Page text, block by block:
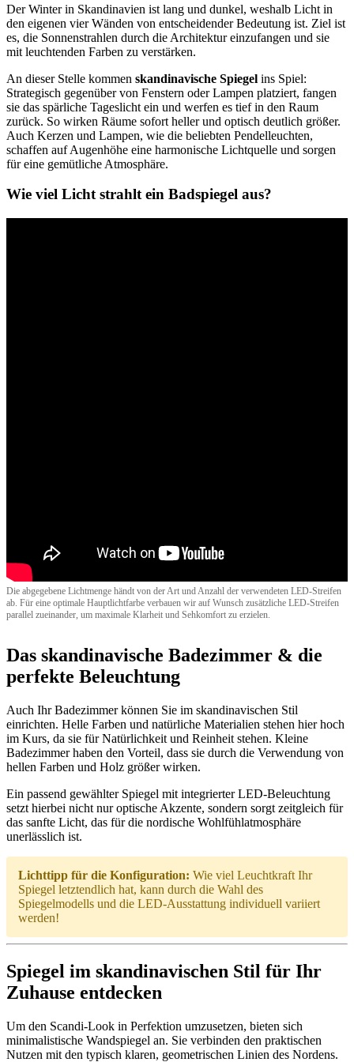
Der Winter in Skandinavien ist lang und dunkel, weshalb Licht in
den eigenen vier Wänden von entscheidender Bedeutung ist. Ziel ist
es, die Sonnenstrahlen durch die Architektur einzufangen und sie
mit leuchtenden Farben zu verstärken.
An dieser Stelle kommen skandinavische Spiegel ins Spiel:
Strategisch gegenüber von Fenstern oder Lampen platziert, fangen
sie das spärliche Tageslicht ein und werfen es tief in den Raum
zurück. So wirken Räume sofort heller und optisch deutlich größer.
Auch Kerzen und Lampen, wie die beliebten Pendelleuchten,
schaffen auf Augenhöhe eine harmonische Lichtquelle und sorgen
für eine gemütliche Atmosphäre.
Wie viel Licht strahlt ein Badspiegel aus?
Die abgegebene Lichtmenge händt von der Art und Anzahl der verwendeten LED-Streifen
ab. Für eine optimale Hauptlichtfarbe verbauen wir auf Wunsch zusätzliche LED-Streifen
parallel zueinander, um maximale Klarheit und Sehkomfort zu erzielen.
Das skandinavische Badezimmer & die
perfekte Beleuchtung
Auch Ihr Badezimmer können Sie im skandinavischen Stil
einrichten. Helle Farben und natürliche Materialien stehen hier hoch
im Kurs, da sie für Natürlichkeit und Reinheit stehen. Kleine
Badezimmer haben den Vorteil, dass sie durch die Verwendung von
hellen Farben und Holz größer wirken.
Ein passend gewählter Spiegel mit integrierter LED-Beleuchtung
setzt hierbei nicht nur optische Akzente, sondern sorgt zeitgleich für
das sanfte Licht, das für die nordische Wohlfühlatmosphäre
unerlässlich ist.
Lichttipp für die Konfiguration: Wie viel Leuchtkraft Ihr
Spiegel letztendlich hat, kann durch die Wahl des
Spiegelmodells und die LED-Ausstattung individuell variiert
werden!
Spiegel im skandinavischen Stil für Ihr
Zuhause entdecken
Um den Scandi-Look in Perfektion umzusetzen, bieten sich
minimalistische Wandspiegel an. Sie verbinden den praktischen
Nutzen mit den typisch klaren, geometrischen Linien des Nordens.